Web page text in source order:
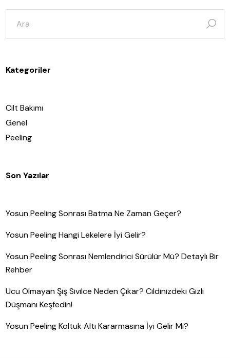
şunun
ara:
Kategoriler
Cilt Bakımı
Genel
Peeling
Son Yazılar
Yosun Peeling Sonrası Batma Ne Zaman Geçer?
Yosun Peeling Hangi Lekelere İyi Gelir?
Yosun Peeling Sonrası Nemlendirici Sürülür Mü? Detaylı Bir
Rehber
Ucu Olmayan Şiş Sivilce Neden Çıkar? Cildinizdeki Gizli
Düşmanı Keşfedin!
Yosun Peeling Koltuk Altı Kararmasına İyi Gelir Mi?